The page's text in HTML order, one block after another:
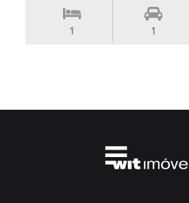
1 1